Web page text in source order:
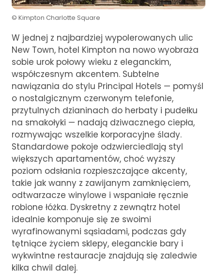
© Kimpton Charlotte Square
W jednej z najbardziej wypolerowanych ulic
New Town, hotel Kimpton na nowo wyobraża
sobie urok połowy wieku z eleganckim,
współczesnym akcentem. Subtelne
nawiązania do stylu Principal Hotels — pomyśl
o nostalgicznym czerwonym telefonie,
przytulnych dzianinach do herbaty i pudełku
na smakołyki — nadają dziwacznego ciepła,
rozmywając wszelkie korporacyjne ślady.
Standardowe pokoje odzwierciedlają styl
większych apartamentów, choć wyższy
poziom odsłania rozpieszczające akcenty,
takie jak wanny z zawijanym zamknięciem,
odtwarzacze winylowe i wspaniałe ręcznie
robione łóżka. Dyskretny z zewnątrz hotel
idealnie komponuje się ze swoimi
wyrafinowanymi sąsiadami, podczas gdy
tętniące życiem sklepy, eleganckie bary i
wykwintne restauracje znajdują się zaledwie
kilka chwil dalej.